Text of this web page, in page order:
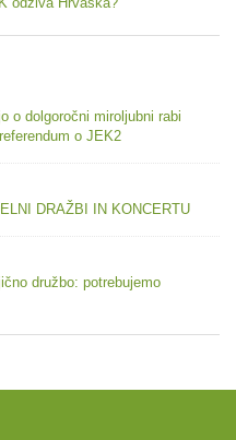
o dolgoročni miroljubni rabi
o JEK2
DRAŽBI IN KONCERTU
družbo: potrebujemo